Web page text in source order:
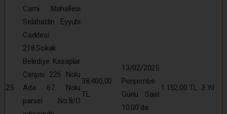
25
Cami Mahallesi
Selahattin Eyyubi
Caddesi
218.Sokak
Belediye Kasaplar
Çarşısı 226 Nolu
Ada 67 Nolu
parsel No:8/O
38.400,00
TL
13/02/2025
Perşembe
Günü Saat
10:00’da
1.152,00 TL 3 Yıl